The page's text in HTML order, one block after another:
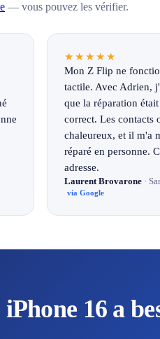
— vous pouvez les vérifier.
★★★★★
Mon Z Flip ne
tactile. Avec Adrien,
que la réparation
correct. Les contacts
chaleureux, et il m'a
réparé en personne.
adresse.
Laurent Brovarone ·
via Google
16 a